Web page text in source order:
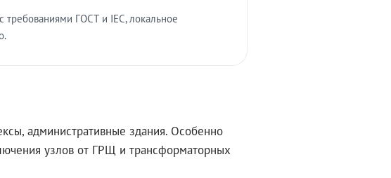
требованиями ГОСТ и IEC, локальное
административные здания. Особенно
узлов от ГРЩ и трансформаторных